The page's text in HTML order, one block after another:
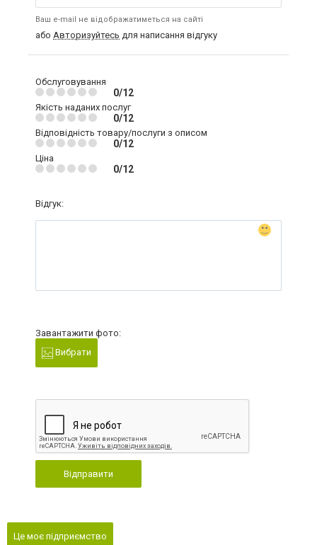
Ваш e-mail не відображатиметься на сайті
або Авторизуйтесь для написання відгуку
Обслуговування
0/12
Якість наданих послуг
0/12
Відповідність товару/послуги з описом
0/12
Ціна
0/12
Відгук:
Завантажити фото:
Вибрати
Відправити
Це моє підприємство